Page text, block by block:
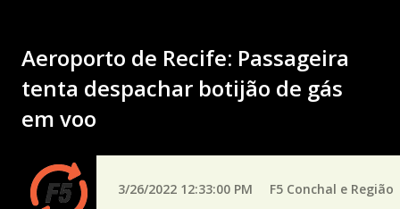
Aeroporto de Recife: Passageira
tenta despachar botijão de gás
em voo
3/26/2022 12:33:00 PM F5 Conchal e Região